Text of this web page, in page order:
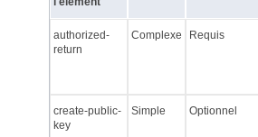
authorized-
return
Complexe Requis
create-public-
key
Simple Optionnel